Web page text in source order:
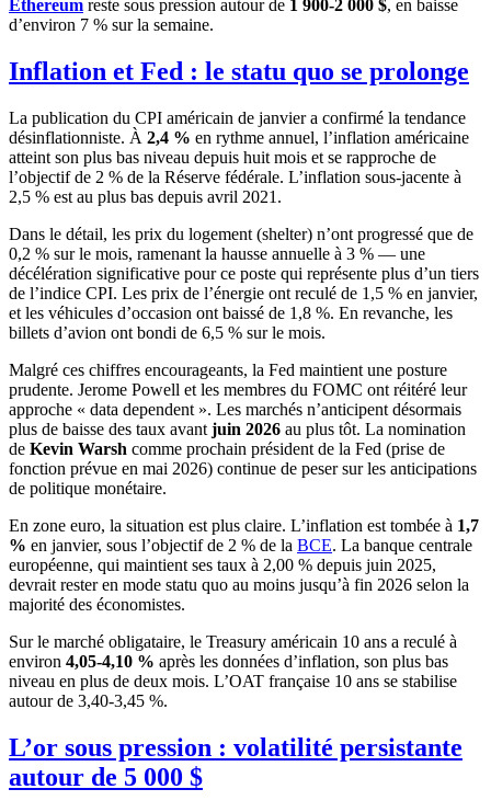
Ethereum reste sous pression autour de 1 900-2 000 $, en baisse
d’environ 7 % sur la semaine.
Inflation et Fed : le statu quo se prolonge
La publication du CPI américain de janvier a confirmé la tendance
désinflationniste. À 2,4 % en rythme annuel, l’inflation américaine
atteint son plus bas niveau depuis huit mois et se rapproche de
l’objectif de 2 % de la Réserve fédérale. L’inflation sous-jacente à
2,5 % est au plus bas depuis avril 2021.
Dans le détail, les prix du logement (shelter) n’ont progressé que de
0,2 % sur le mois, ramenant la hausse annuelle à 3 % — une
décélération significative pour ce poste qui représente plus d’un tiers
de l’indice CPI. Les prix de l’énergie ont reculé de 1,5 % en janvier,
et les véhicules d’occasion ont baissé de 1,8 %. En revanche, les
billets d’avion ont bondi de 6,5 % sur le mois.
Malgré ces chiffres encourageants, la Fed maintient une posture
prudente. Jerome Powell et les membres du FOMC ont réitéré leur
approche « data dependent ». Les marchés n’anticipent désormais
plus de baisse des taux avant juin 2026 au plus tôt. La nomination
de Kevin Warsh comme prochain président de la Fed (prise de
fonction prévue en mai 2026) continue de peser sur les anticipations
de politique monétaire.
En zone euro, la situation est plus claire. L’inflation est tombée à 1,7
% en janvier, sous l’objectif de 2 % de la BCE. La banque centrale
européenne, qui maintient ses taux à 2,00 % depuis juin 2025,
devrait rester en mode statu quo au moins jusqu’à fin 2026 selon la
majorité des économistes.
Sur le marché obligataire, le Treasury américain 10 ans a reculé à
environ 4,05-4,10 % après les données d’inflation, son plus bas
niveau en plus de deux mois. L’OAT française 10 ans se stabilise
autour de 3,40-3,45 %.
L’or sous pression : volatilité persistante
autour de 5 000 $